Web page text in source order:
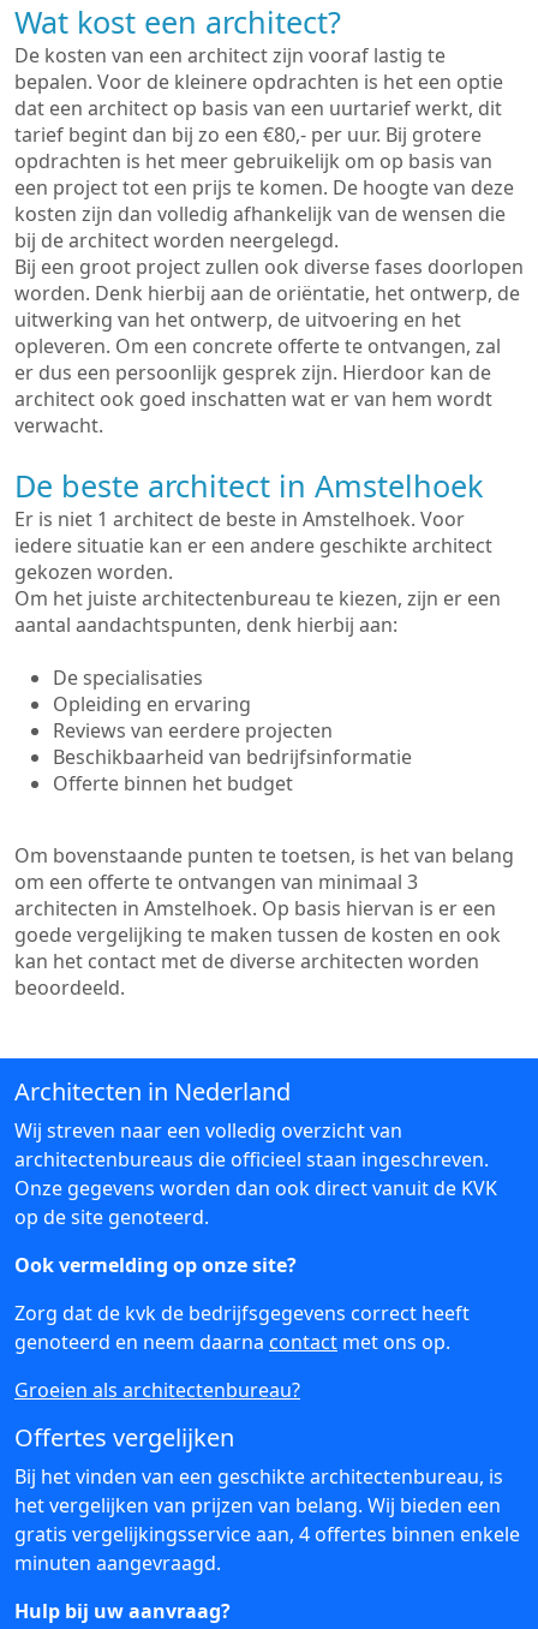
Wat kost een architect?
De kosten van een architect zijn vooraf lastig te
bepalen. Voor de kleinere opdrachten is het een optie
dat een architect op basis van een uurtarief werkt, dit
tarief begint dan bij zo een €80,- per uur. Bij grotere
opdrachten is het meer gebruikelijk om op basis van
een project tot een prijs te komen. De hoogte van deze
kosten zijn dan volledig afhankelijk van de wensen die
bij de architect worden neergelegd.
Bij een groot project zullen ook diverse fases doorlopen
worden. Denk hierbij aan de oriëntatie, het ontwerp, de
uitwerking van het ontwerp, de uitvoering en het
opleveren. Om een concrete offerte te ontvangen, zal
er dus een persoonlijk gesprek zijn. Hierdoor kan de
architect ook goed inschatten wat er van hem wordt
verwacht.
De beste architect in Amstelhoek
Er is niet 1 architect de beste in Amstelhoek. Voor
iedere situatie kan er een andere geschikte architect
gekozen worden.
Om het juiste architectenbureau te kiezen, zijn er een
aantal aandachtspunten, denk hierbij aan:
De specialisaties
Opleiding en ervaring
Reviews van eerdere projecten
Beschikbaarheid van bedrijfsinformatie
Offerte binnen het budget
Om bovenstaande punten te toetsen, is het van belang
om een offerte te ontvangen van minimaal 3
architecten in Amstelhoek. Op basis hiervan is er een
goede vergelijking te maken tussen de kosten en ook
kan het contact met de diverse architecten worden
beoordeeld.
Architecten in Nederland
Wij streven naar een volledig overzicht van
architectenbureaus die officieel staan ingeschreven.
Onze gegevens worden dan ook direct vanuit de KVK
op de site genoteerd.
Ook vermelding op onze site?
Zorg dat de kvk de bedrijfsgegevens correct heeft
genoteerd en neem daarna contact met ons op.
Groeien als architectenbureau?
Offertes vergelijken
Bij het vinden van een geschikte architectenbureau, is
het vergelijken van prijzen van belang. Wij bieden een
gratis vergelijkingsservice aan, 4 offertes binnen enkele
minuten aangevraagd.
Hulp bij uw aanvraag?